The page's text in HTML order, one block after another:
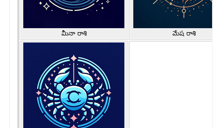
మీనా రాశి మేష రాశి